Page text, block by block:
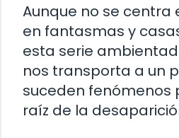
Aunque no se centra
en fantasmas y
esta serie
nos transporta a un
suceden fenómenos
raíz de la